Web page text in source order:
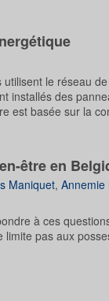
le réseau
installés des
est basée sur la
être en
Maniquet, Annemie
à ces
pas aux